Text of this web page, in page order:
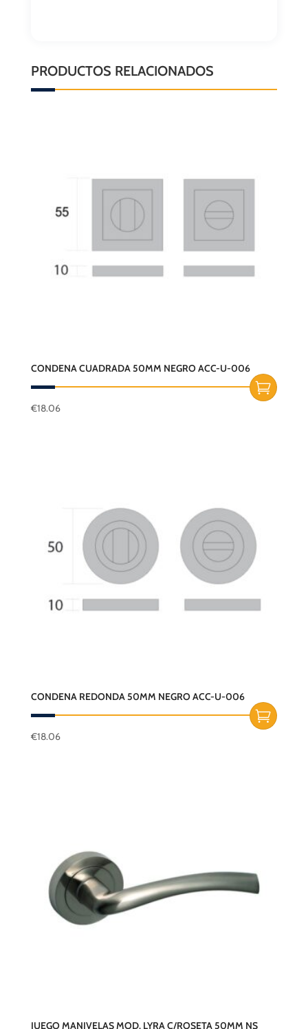
PRODUCTOS RELACIONADOS
CONDENA CUADRADA 50MM NEGRO ACC-U-006
€18.06
CONDENA REDONDA 50MM NEGRO ACC-U-006
€18.06
JUEGO MANIVELAS MOD. LYRA C/ROSETA 50MM NS